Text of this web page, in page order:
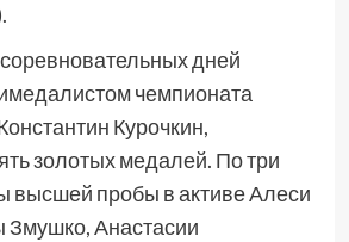
дней
чемпионата
Курочкин,
золотых медалей. По три
высшей пробы в активе Алеси
Змушко, Анастасии